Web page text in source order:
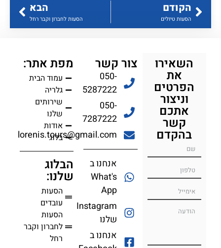
הקודם
הסעות טיולים
הבא
הסעות לחברון וקבר רחל
מפת אתר:
עמוד הבית
גלריה
שירותים
שלנו
אודות
בלוג
הבלוג
שלנו:
הסעות
עובדים
הסעות
לחברון וקבר
רחל
צור קשר
050-
5287222
050-
7287222
lorenis.tours@gmail.com
אנחנו ב
What's
App
Instagram
שלנו
אנחנו ב
השאירו
את
הפרטים
וניצור
אתכם
קשר
בהקדם